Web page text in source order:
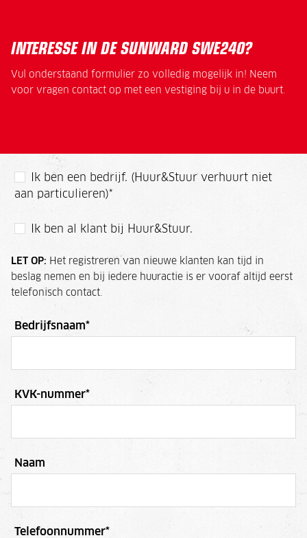
INTERESSE IN DE SUNWARD SWE240?
Vul onderstaand formulier zo volledig mogelijk in! Neem
voor vragen contact op met een vestiging bij u in de buurt.
Ik ben een bedrijf. (Huur&Stuur verhuurt niet
aan particulieren)*
Ik ben al klant bij Huur&Stuur.
LET OP: Het registreren van nieuwe klanten kan tijd in
beslag nemen en bij iedere huuractie is er vooraf altijd eerst
telefonisch contact.
Bedrijfsnaam*
KVK-nummer*
Naam
Telefoonnummer*